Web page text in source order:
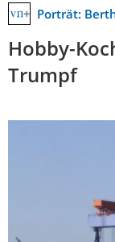
Porträt:
Hobby-
Trumpf